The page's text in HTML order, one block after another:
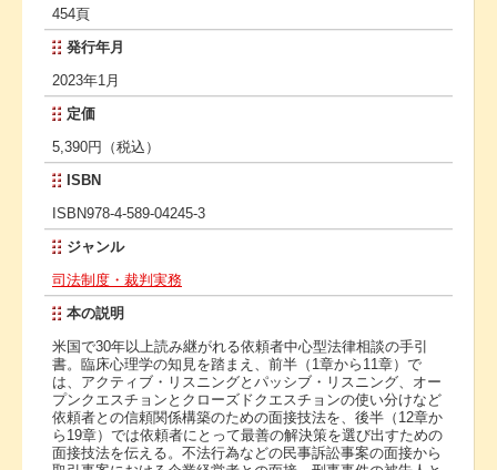
454頁
発行年月
2023年1月
定価
5,390円（税込）
ISBN
ISBN978-4-589-04245-3
ジャンル
司法制度・裁判実務
本の説明
米国で30年以上読み継がれる依頼者中心型法律相談の手引
書。臨床心理学の知見を踏まえ、前半（1章から11章）で
は、アクティブ・リスニングとパッシブ・リスニング、オー
プンクエスチョンとクローズドクエスチョンの使い分けなど
依頼者との信頼関係構築のための面接技法を、後半（12章か
ら19章）では依頼者にとって最善の解決策を選び出すための
面接技法を伝える。不法行為などの民事訴訟事案の面接から